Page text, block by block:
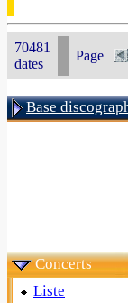
70481
dates
Page
Base
Concerts
Liste